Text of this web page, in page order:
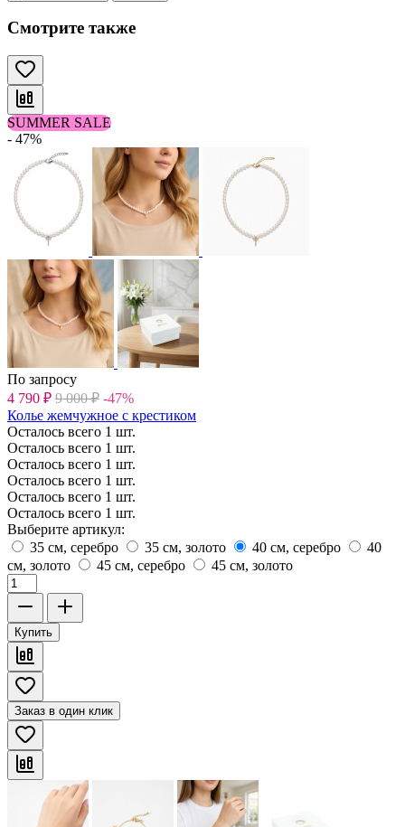
Смотрите также
SUMMER SALE
- 47%
По запросу
4 790 ₽ 9 000 ₽ -47%
Колье жемчужное с крестиком
Осталось всего 1 шт.
Осталось всего 1 шт.
Осталось всего 1 шт.
Осталось всего 1 шт.
Осталось всего 1 шт.
Осталось всего 1 шт.
Выберите артикул:
35 см, серебро
35 см, золото 40 см, серебро
40
см, золото
45 см, серебро 45 см, золото
Купить
Заказ в один клик